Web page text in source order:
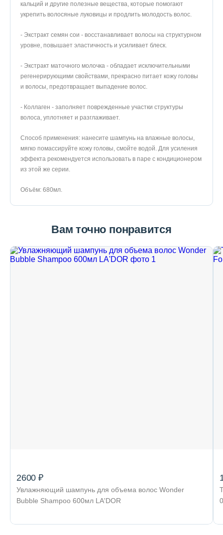
кальций и другие полезные вещества, которые помогают
укрепить волосяные луковицы и продлить молодость волос.
- Экстракт семян сои - восстанавливает волосы на структурном
уровне, повышает эластичность и усиливает блеск.
- Экстракт маточного молочка - обладает исключительными
регенерирующими свойствами, прекрасно питает кожу головы
и волосы, предотвращает выпадение волос.
- Коллаген - заполняет поврежденные участки структуры
волоса, уплотняет и разглаживает.
Способ применения: нанесите шампунь на влажные волосы,
мягко помассируйте кожу головы, смойте водой. Для усиления
эффекта рекомендуется использовать в паре с кондиционером
из этой же серии.
Объём: 680мл.
Вам точно понравится
2600 ₽
Увлажняющий шампунь для объема волос Wonder
Bubble Shampoo 600мл LA'DOR